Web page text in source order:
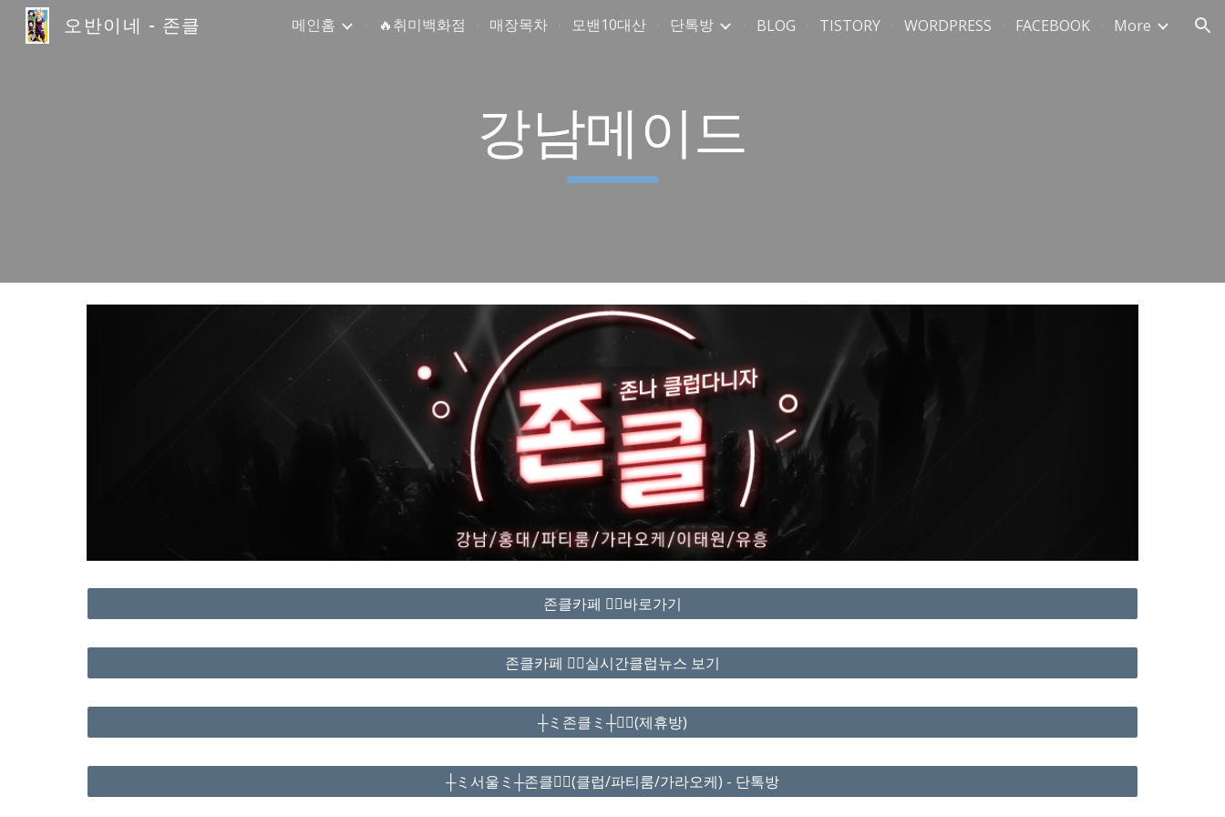
Skip to main content Skip to navigation
오반이네 - 존클 메인홈 🔥취미백화점 매장목차 모밴10대산 단톡방 BLOG TISTORY WORDPRESS FACEBOOK More
강남메이드
존클카페 ❤️‍🔥바로가기
존클카페 ❤️‍🔥실시간클럽뉴스 보기
┼ミ존클ミ┼❤️‍🔥(제휴방)
┼ミ서울ミ┼존클❤️‍🔥(클럽/파티룸/가라오케) - 단톡방